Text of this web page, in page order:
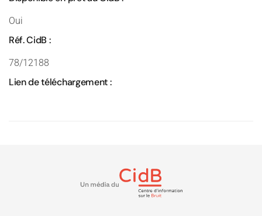
Oui
Réf. CidB :
78/12188
Lien de téléchargement :